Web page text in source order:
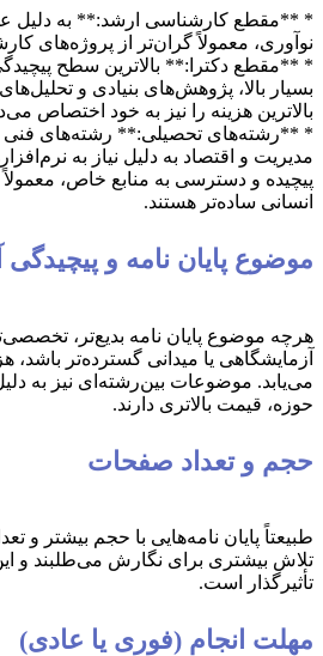
* **مقطع کارشناسی ارشد:** به دلیل
نوآوری، معمولاً گران‌تر از پروژه‌های
* **مقطع دکترا:** بالاترین سطح
بسیار بالا، پژوهش‌های بنیادی و
بالاترین هزینه را نیز به خود اختصاص
* **رشته‌های تحصیلی:** رشته‌های فنی
مدیریت و اقتصاد به دلیل نیاز به
پیچیده و دسترسی به منابع خاص،
انسانی ساده‌تر هستند.
موضوع پایان نامه و پیچیدگی
هرچه موضوع پایان نامه بدیع‌تر،
آزمایشگاهی یا میدانی گسترده‌تر باشد،
می‌یابد. موضوعات بین‌رشته‌ای نیز به
حوزه، قیمت بالاتری دارند.
حجم و تعداد صفحات
طبیعتاً پایان نامه‌هایی با حجم بیشتر و
تلاش بیشتری برای نگارش می‌طلبند و
تأثیرگذار است.
مهلت انجام (فوری یا عادی)